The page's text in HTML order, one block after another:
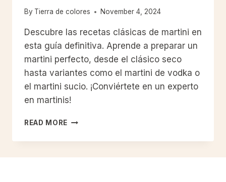
By Tierra de colores November 4, 2024
Descubre las recetas clásicas de martini en
esta guía definitiva. Aprende a preparar un
martini perfecto, desde el clásico seco
hasta variantes como el martini de vodka o
el martini sucio. ¡Conviértete en un experto
en martinis!
READ MORE LA
DEFINITIVA